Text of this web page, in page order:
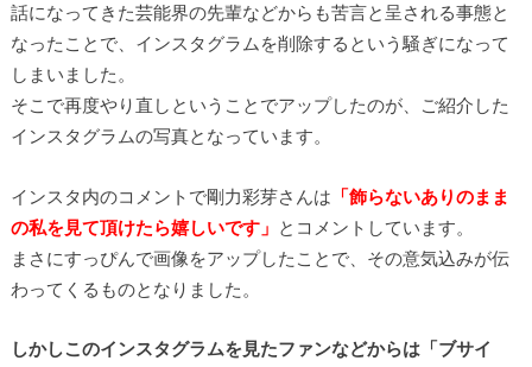
話になってきた芸能界の先輩などからも苦言と呈される事態と
なったことで、インスタグラムを削除するという騒ぎになって
しまいました。
そこで再度やり直しということでアップしたのが、ご紹介した
インスタグラムの写真となっています。
インスタ内のコメントで剛力彩芽さんは 「飾らないありのまま
の私を見て頂けたら嬉しいです」 とコメントしています。
まさにすっぴんで画像をアップしたことで、その意気込みが伝
わってくるものとなりました。
しかしこのインスタグラムを見たファンなどからは「ブサイ